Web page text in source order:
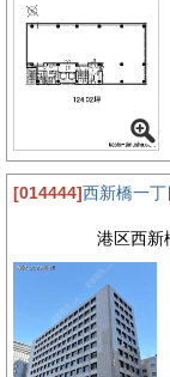
[014444]西新橋一
港区西新